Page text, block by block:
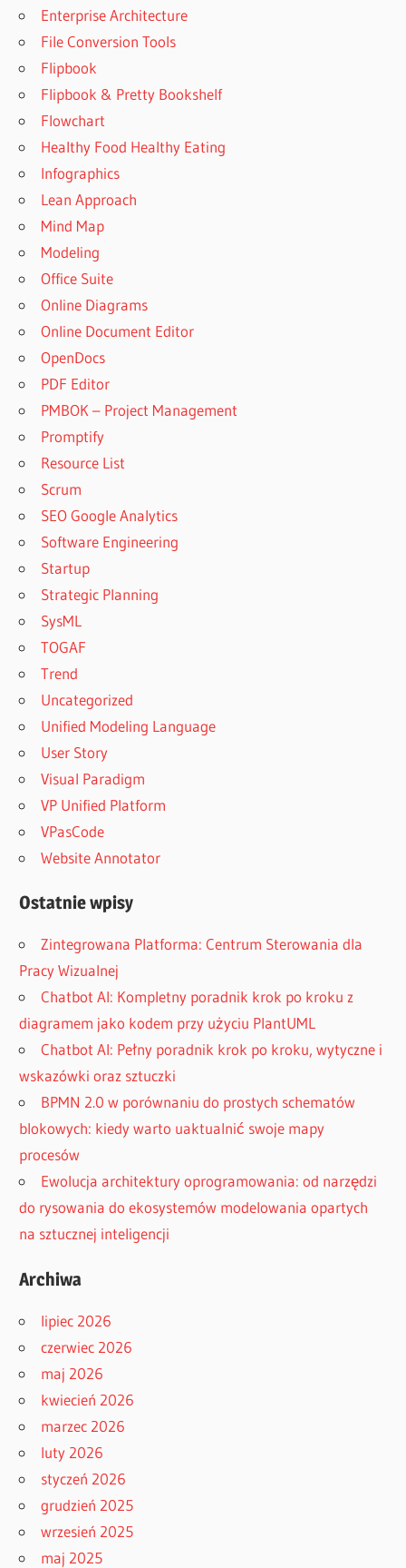
Enterprise Architecture
File Conversion Tools
Flipbook
Flipbook & Pretty Bookshelf
Flowchart
Healthy Food Healthy Eating
Infographics
Lean Approach
Mind Map
Modeling
Office Suite
Online Diagrams
Online Document Editor
OpenDocs
PDF Editor
PMBOK – Project Management
Promptify
Resource List
Scrum
SEO Google Analytics
Software Engineering
Startup
Strategic Planning
SysML
TOGAF
Trend
Uncategorized
Unified Modeling Language
User Story
Visual Paradigm
VP Unified Platform
VPasCode
Website Annotator
Ostatnie wpisy
Zintegrowana Platforma: Centrum Sterowania dla
Pracy Wizualnej
Chatbot AI: Kompletny poradnik krok po kroku z
diagramem jako kodem przy użyciu PlantUML
Chatbot AI: Pełny poradnik krok po kroku, wytyczne i
wskazówki oraz sztuczki
BPMN 2.0 w porównaniu do prostych schematów
blokowych: kiedy warto uaktualnić swoje mapy
procesów
Ewolucja architektury oprogramowania: od narzędzi
do rysowania do ekosystemów modelowania opartych
na sztucznej inteligencji
Archiwa
lipiec 2026
czerwiec 2026
maj 2026
kwiecień 2026
marzec 2026
luty 2026
styczeń 2026
grudzień 2025
wrzesień 2025
maj 2025